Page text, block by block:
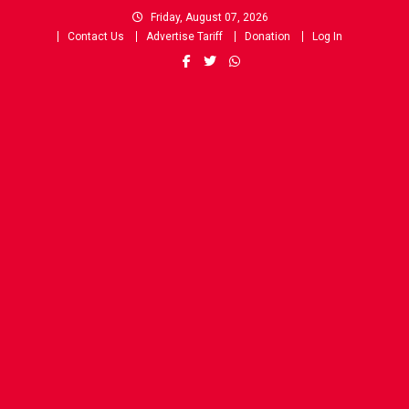
Friday, August 07, 2026
Contact Us
Advertise Tariff Donation Log In